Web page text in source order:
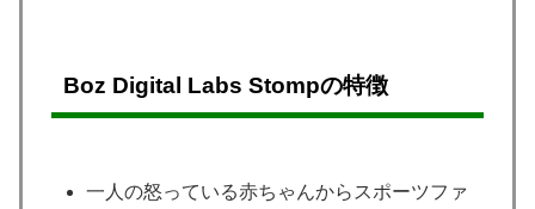
Boz Digital Labs Stompの特徴
一人の怒っている赤ちゃんからスポーツファ